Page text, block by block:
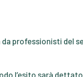
da professionisti del
l’esito sarà